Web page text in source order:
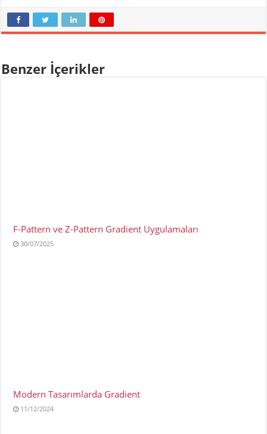
Benzer İçerikler
F-Pattern ve Z-Pattern Gradient Uygulamaları
30/07/2025
Modern Tasarımlarda Gradient
11/12/2024